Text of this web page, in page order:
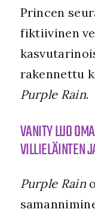
Princen
fiktiivinen
rakennettu
Purple Rain.
VANITY LUO
VILLIELÄINTEN
Purple Rain